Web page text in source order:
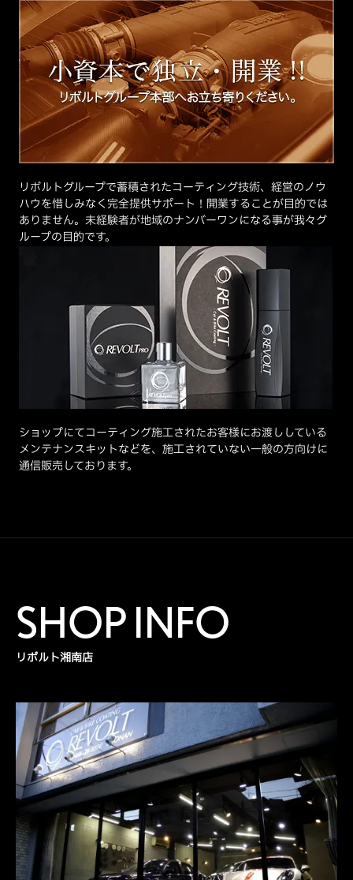
リボルトグループで蓄積されたコーティング技術、経営のノウ
ハウを惜しみなく完全提供サポート！開業することが目的では
ありません。未経験者が地域のナンバーワンになる事が我々グ
ループの目的です。
ショップにてコーティング施工されたお客様にお渡ししている
メンテナンスキットなどを、施工されていない一般の方向けに
通信販売しております。
SHOP INFO
リボルト湘南店